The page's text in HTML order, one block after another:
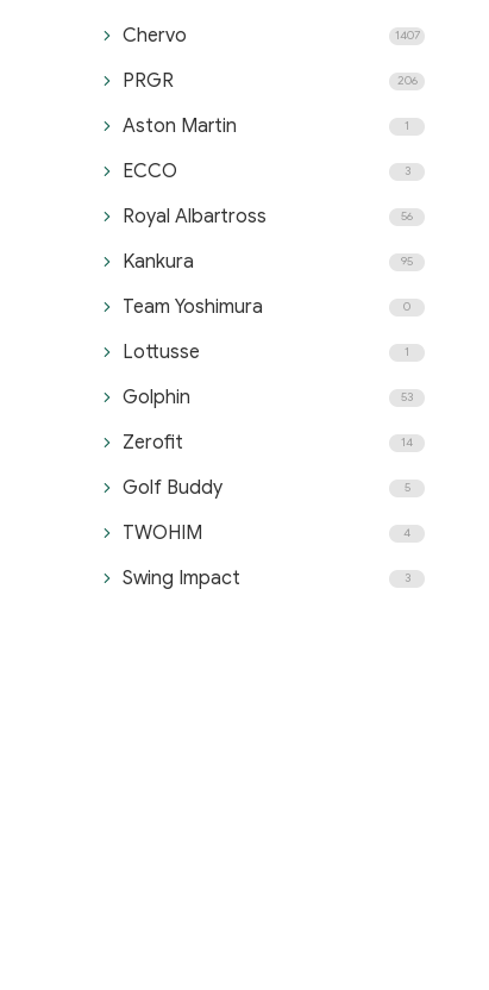
Chervo 1407
PRGR 206
Aston Martin 1
ECCO 3
Royal Albartross 56
Kankura 95
Team Yoshimura 0
Lottusse 1
Golphin 53
Zerofit 14
Golf Buddy 5
TWOHIM 4
Swing Impact 3